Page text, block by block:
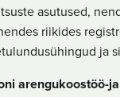
asutused,
riikides
ja
arengukoostöö-ja